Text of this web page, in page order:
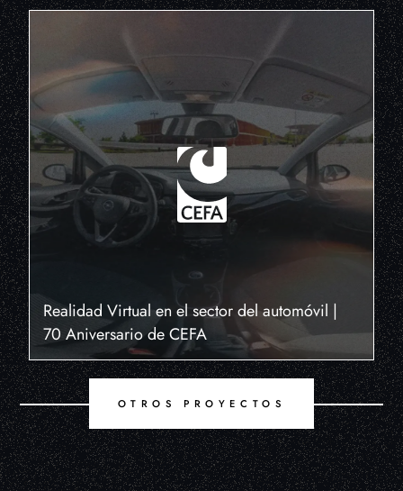
Realidad Virtual en el sector del automóvil |
70 Aniversario de CEFA
OTROS PROYECTOS